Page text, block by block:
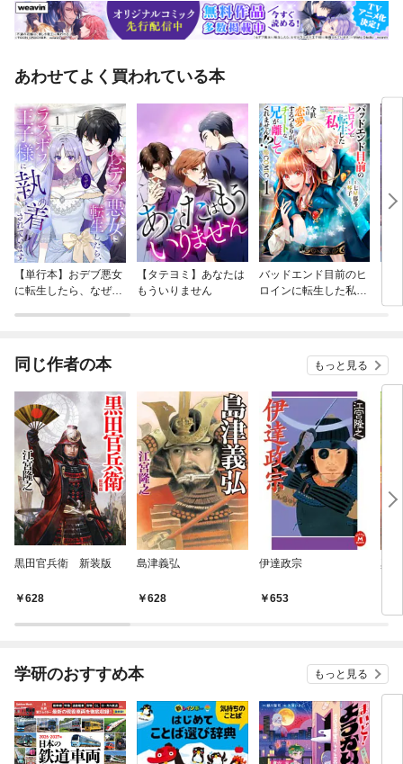
あわせてよく買われている本
【単行本】おデブ悪女
に転生したら、なぜか
【タテヨミ】あなたは
もういりません
バッドエンド目前のヒ
ロインに転生した私、
同じ作者の本 もっと見る
黒田官兵衛 新装版
628
島津義弘
628
伊達政宗
653
真
学研のおすすめ本 もっと見る